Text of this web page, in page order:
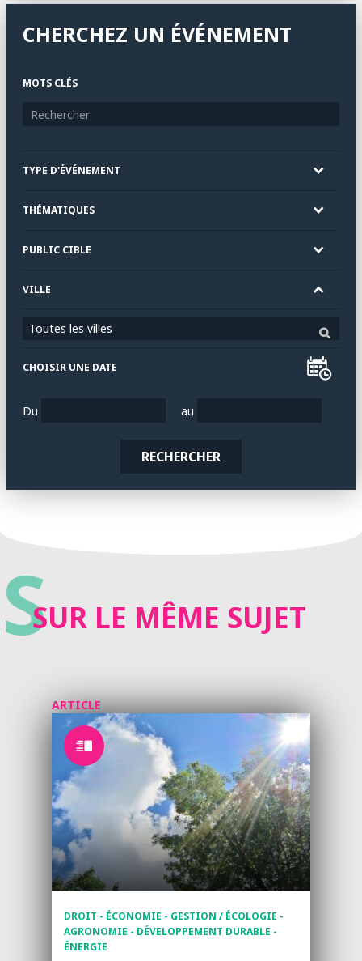
CHERCHEZ UN ÉVÉNEMENT
MOTS CLÉS
TYPE D'ÉVÉNEMENT
THÉMATIQUES
PUBLIC CIBLE
VILLE
Toutes les villes
CHOISIR UNE DATE
Du au
RECHERCHER
SSUR LE MÊME SUJET
ARTICLE
DROIT - ÉCONOMIE - GESTION / ÉCOLOGIE -
AGRONOMIE - DÉVELOPPEMENT DURABLE -
ÉNERGIE